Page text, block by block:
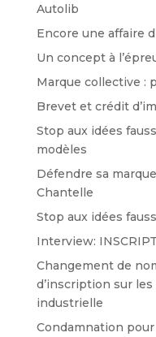
Autolib
Encore une affaire
Un concept à
Marque collective :
Brevet et crédit
Stop aux idées
modèles
Défendre sa
Chantelle
Stop aux idées
Interview:
Changement de
d’inscription sur
industrielle
Condamnation